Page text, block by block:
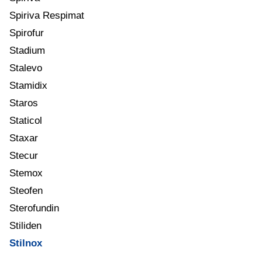
Spiriva Respimat
Spirofur
Stadium
Stalevo
Stamidix
Staros
Staticol
Staxar
Stecur
Stemox
Steofen
Sterofundin
Stiliden
Stilnox